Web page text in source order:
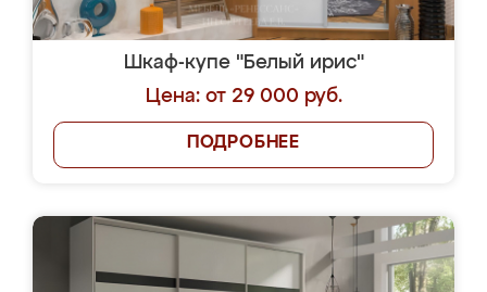
Шкаф-купе "Белый ирис"
Цена: от 29 000 руб.
ПОДРОБНЕЕ